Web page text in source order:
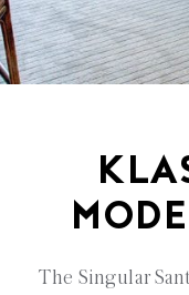
The Singular